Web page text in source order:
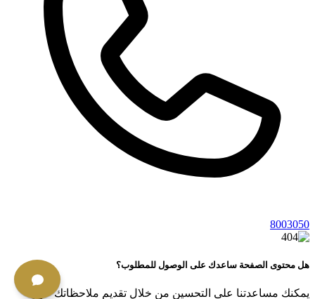
8003050
هل محتوى الصفحة ساعدك على الوصول للمطلوب؟
يمكنك مساعدتنا على التحسين من خلال تقديم ملاحظاتك حول